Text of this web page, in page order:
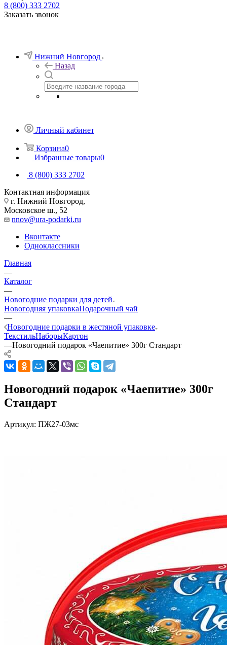
8 (800) 333 2702
Заказать звонок
Нижний Новгород
Назад
Личный кабинет
Корзина0
Избранные товары0
8 (800) 333 2702
Контактная информация
г. Нижний Новгород,
Московское ш., 52
nnov@ura-podarki.ru
Вконтакте
Одноклассники
Главная
—
Каталог
—
Новогодние подарки для детей
Новогодняя упаковкаПодарочный чай
—
Новогодние подарки в жестяной упаковке
ТекстильНаборыКартон
—Новогодний подарок «Чаепитие» 300г Стандарт
Новогодний подарок «Чаепитие» 300г
Стандарт
Артикул: ПЖ27-03мс